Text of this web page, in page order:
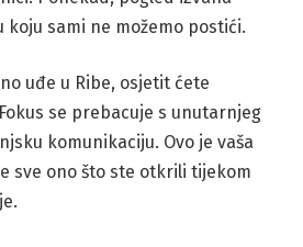
koju sami ne možemo postići.
uđe u Ribe, osjetit ćete
se prebacuje s unutarnjeg
komunikaciju. Ovo je vaša
sve ono što ste otkrili tijekom